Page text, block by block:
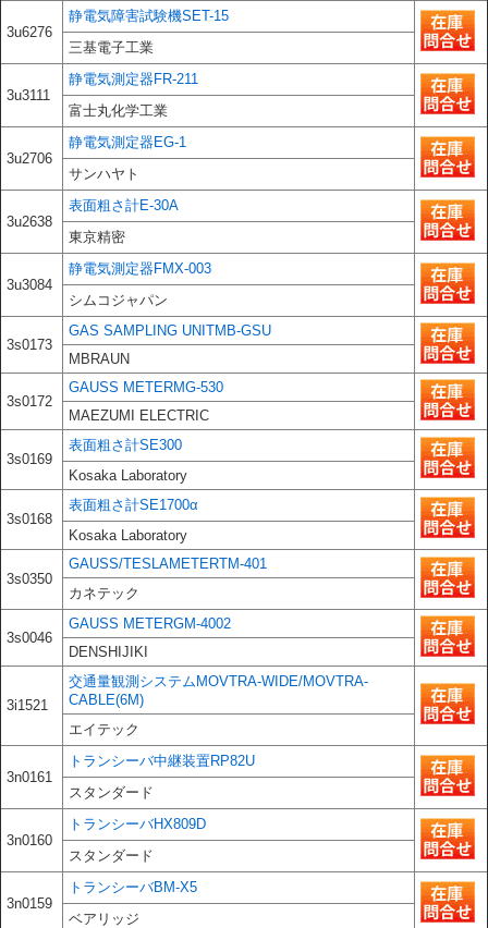
3u6276
静電気障害試験機SET-15
三基電子工業
3u3111
静電気測定器FR-211
富士丸化学工業
3u2706
静電気測定器EG-1
サンハヤト
3u2638
表面粗さ計E-30A
東京精密
3u3084
静電気測定器FMX-003
シムコジャパン
3s0173
GAS SAMPLING UNITMB-GSU
MBRAUN
3s0172
GAUSS METERMG-530
MAEZUMI ELECTRIC
3s0169
表面粗さ計SE300
Kosaka Laboratory
3s0168
表面粗さ計SE1700α
Kosaka Laboratory
3s0350
GAUSS/TESLAMETERTM-401
カネテック
3s0046
GAUSS METERGM-4002
DENSHIJIKI
3i1521
交通量観測システムMOVTRA-WIDE/MOVTRA-
CABLE(6M)
エイテック
3n0161
トランシーバ中継装置RP82U
スタンダード
3n0160
トランシーバHX809D
スタンダード
3n0159
トランシーバBM-X5
ベアリッジ